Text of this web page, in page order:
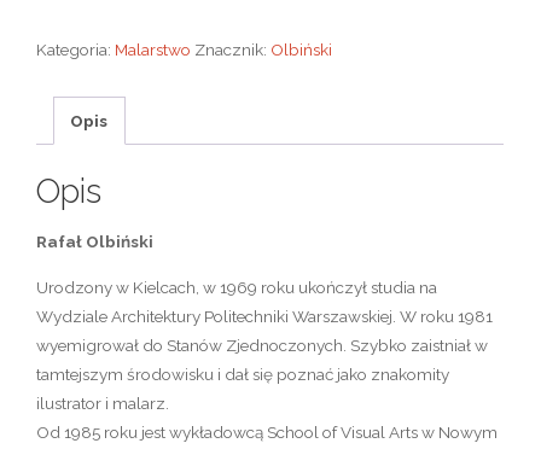
Kategoria: Malarstwo Znacznik: Olbiński
Opis
Opis
Rafał Olbiński
Urodzony w Kielcach, w 1969 roku ukończył studia na
Wydziale Architektury Politechniki Warszawskiej. W roku 1981
wyemigrował do Stanów Zjednoczonych. Szybko zaistniał w
tamtejszym środowisku i dał się poznać jako znakomity
ilustrator i malarz.
Od 1985 roku jest wykładowcą School of Visual Arts w Nowym